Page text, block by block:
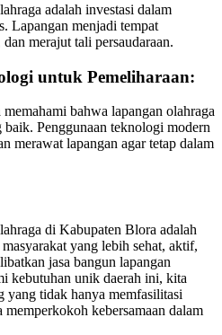
adalah investasi dalam
Lapangan menjadi tempat
merajut tali persaudaraan.
untuk Pemeliharaan:
bahwa lapangan olahraga
baik. Penggunaan teknologi modern
merawat lapangan agar tetap dalam
di Kabupaten Blora adalah
yang lebih sehat, aktif,
jasa bangun lapangan
kebutuhan unik daerah ini, kita
yang tidak hanya memfasilitasi
kebersamaan dalam